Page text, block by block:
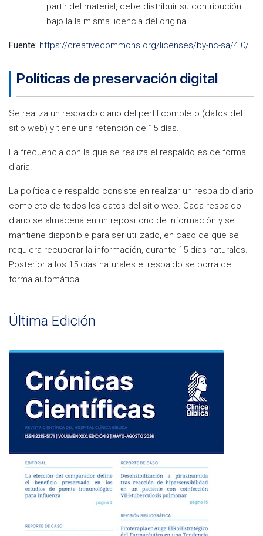
partir del material, debe distribuir su contribución
bajo la la misma licencia del original.
Fuente: https://creativecommons.org/licenses/by-nc-sa/4.0/
Políticas de preservación digital
Se realiza un respaldo diario del perfil completo (datos del
sitio web) y tiene una retención de 15 días.
La frecuencia con la que se realiza el respaldo es de forma
diaria.
La política de respaldo consiste en realizar un respaldo diario
completo de todos los datos del sitio web. Cada respaldo
diario se almacena en un repositorio de información y se
mantiene disponible para ser utilizado, en caso de que se
requiera recuperar la información, durante 15 días naturales.
Posterior a los 15 días naturales el respaldo se borra de
forma automática.
Última Edición